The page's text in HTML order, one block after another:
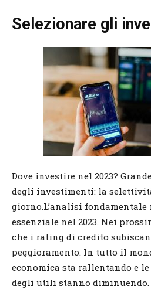
Selezionare gli
Dove investire nel 2023?
degli investimenti: la
giorno.L’analisi fondamentale
essenziale nel 2023. Nei
che i rating di credito
peggioramento. In tutto il
economica sta rallentando e
degli utili stanno diminuendo.